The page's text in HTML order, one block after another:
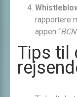
rapportere
appen “
Tips til